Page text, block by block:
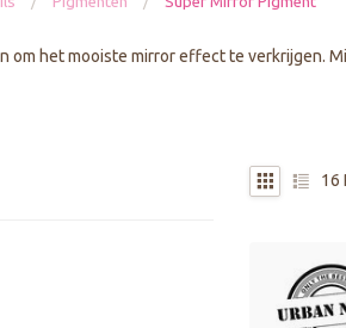
om het mooiste mirror effect te verkrijgen.
16